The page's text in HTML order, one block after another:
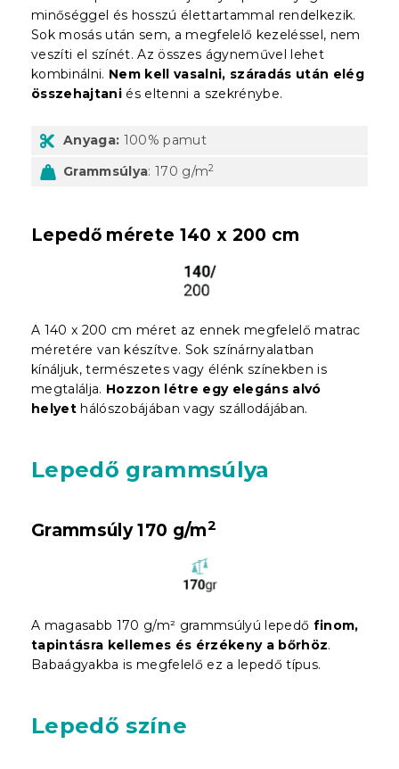
minőséggel és hosszú élettartammal rendelkezik.
Sok mosás után sem, a megfelelő kezeléssel, nem
veszíti el színét. Az összes ágyneművel lehet
kombinálni. Nem kell vasalni, száradás után elég
összehajtani és eltenni a szekrénybe.
Anyaga: 100% pamut
Grammsúlya: 170 g/m2
Lepedő mérete 140 x 200 cm
A 140 x 200 cm méret az ennek megfelelő matrac
méretére van készítve. Sok színárnyalatban
kínáljuk, természetes vagy élénk színekben is
megtalálja. Hozzon létre egy elegáns alvó
helyet hálószobájában vagy szállodájában.
Lepedő grammsúlya
Grammsúly 170 g/m2
A magasabb 170 g/m² grammsúlyú lepedő finom,
tapintásra kellemes és érzékeny a bőrhöz.
Babaágyakba is megfelelő ez a lepedő típus.
Lepedő színe